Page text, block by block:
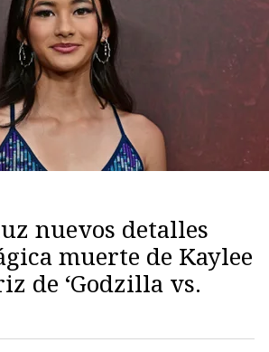
nuevos detalles
muerte de Kaylee
de ‘Godzilla vs.